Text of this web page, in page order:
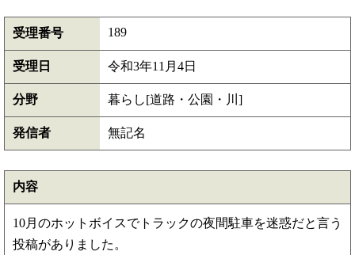
受理番号 189
受理日 令和3年11月4日
分野 暮らし[道路・公園・川]
発信者 無記名
内容
10月のホットボイスでトラックの夜間駐車を迷惑だと言う
投稿がありました。